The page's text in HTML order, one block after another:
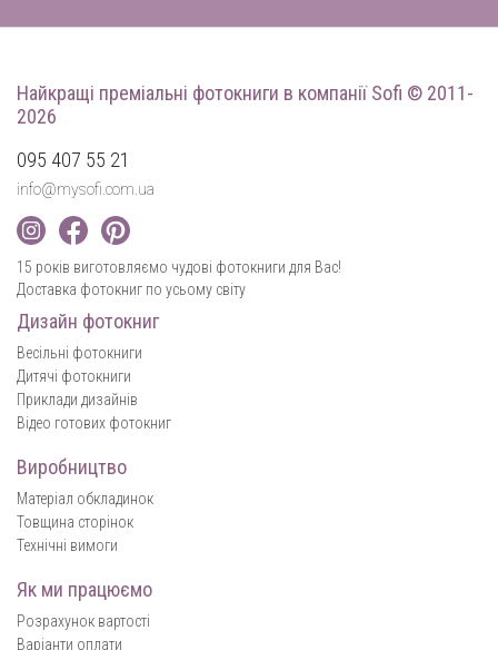
Найкращі преміальні фотокниги в компанії Sofi © 2011-
2026
095 407 55 21
info@mysofi.com.ua
15 років виготовляємо чудові фотокниги для Вас!
Доставка фотокниг по усьому світу
Дизайн фотокниг
Весільні фотокниги
Дитячі фотокниги
Приклади дизайнів
Відео готових фотокниг
Виробництво
Матеріал обкладинок
Товщина сторінок
Технічні вимоги
Як ми працюємо
Розрахунок вартості
Варіанти оплати